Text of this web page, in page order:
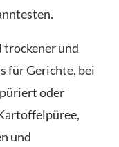
trockener und
für Gerichte, bei
oder
und